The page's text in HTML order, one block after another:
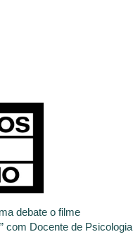
debate o filme
com Docente de Psicologia